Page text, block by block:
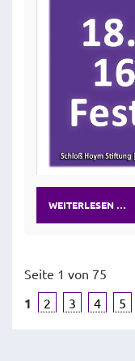
WEITERLESEN …
Seite 1 von 75
1 2 3 4 5